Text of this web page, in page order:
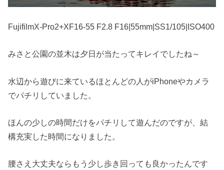
FujifilmX-Pro2+XF16-55 F2.8 F16|55mm|SS1/105|ISO400
みさと公園の並木は夕日が当たってキレイでしたね～
水辺から遊びに来ているほとんどの人がiPhoneやカメラ
でパチリしていました。
ほんの少しの時間だけをパチリして遊んだのですが、結
構充実した時間になりました。
腰さえ大丈夫ならもう少し歩き回っても良かったんです